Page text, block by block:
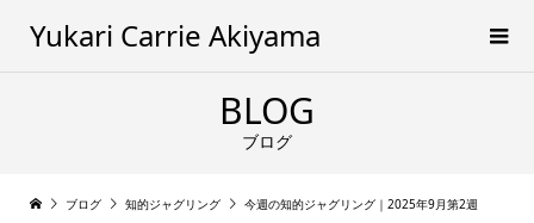
Yukari Carrie Akiyama
BLOG
ブログ
ブログ 知的ジャグリング 今週の知的ジャグリング｜2025年9月第2週